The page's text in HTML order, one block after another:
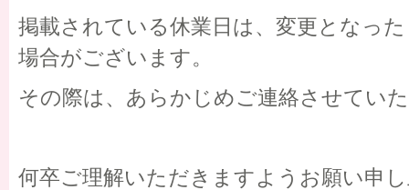
掲載されている休業日は、変更となっ
場合がございます。
その際は、あらかじめご連絡させてい
何卒ご理解いただきますようお願い申